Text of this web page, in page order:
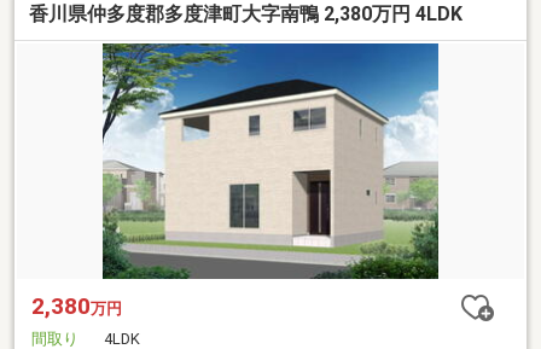
香川県仲多度郡多度津町大字南鴨 2,380万円 4LDK
2,380万円
間取り
4LDK